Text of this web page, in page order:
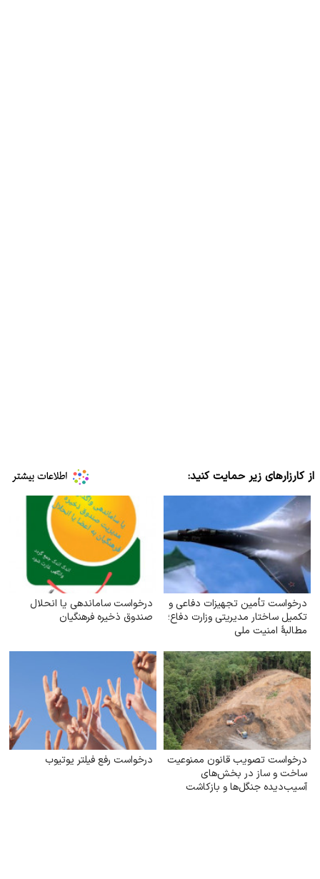
از کارزارهای زیر حمایت کنید:
درخواست تأمین تجهیزات دفاعی و
تکمیل ساختار مدیریتی وزارت دفاع؛
مطالبهٔ امنیت ملی
درخواست ساماندهی یا انحلال
صندوق ذخیره فرهنگیان
درخواست تصویب قانون ممنوعیت
ساخت و ساز در بخش‌های
آسیب‌دیده جنگل‌ها و بازکاشت
درخواست رفع فیلتر یوتیوب